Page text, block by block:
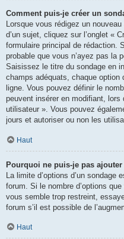
Comment puis-je créer un
Lorsque vous rédigez un
d’un sujet, cliquez sur l’onglet «
formulaire principal de rédaction.
probable que vous n’ayez pas la
Saisissez le titre du sondage en
champs adéquats, chaque option
ligne. Vous pouvez définir le
peuvent insérer en modifiant,
utilisateur ». Vous pouvez
jours et autoriser ou non les
Haut
Pourquoi ne puis-je pas
La limite d’options d’un sondage
forum. Si le nombre d’options
vous semble trop restreint,
forum s’il est possible de
Haut